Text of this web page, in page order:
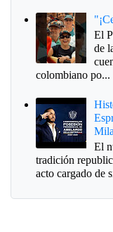
El
de
colombiano po...
El
tradición
acto cargado de